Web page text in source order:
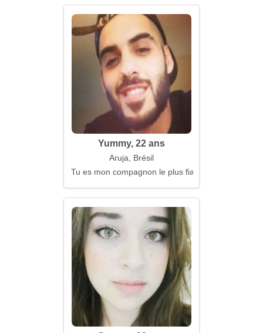
Yummy, 22 ans
Aruja, Brésil
Tu es mon compagnon le plus fiable